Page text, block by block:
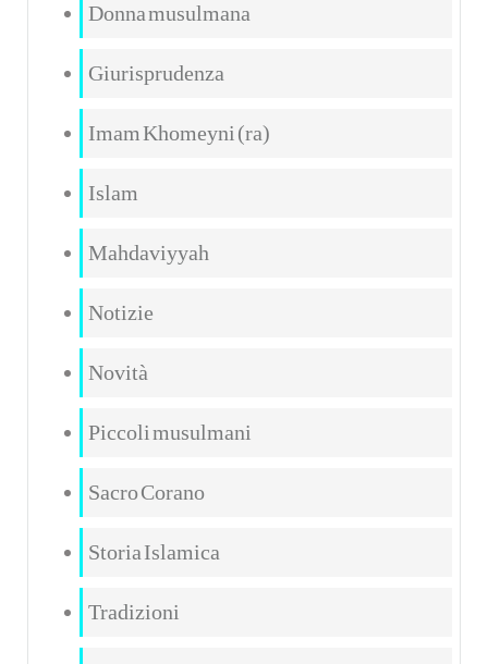
Donna musulmana
Giurisprudenza
Imam Khomeyni (ra)
Islam
Mahdaviyyah
Notizie
Novità
Piccoli musulmani
Sacro Corano
Storia Islamica
Tradizioni